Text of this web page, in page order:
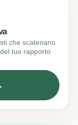
che scatenano
tuo rapporto